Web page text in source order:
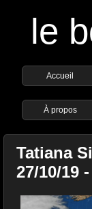
le
Accueil
À propos
Tatiana
27/10/19